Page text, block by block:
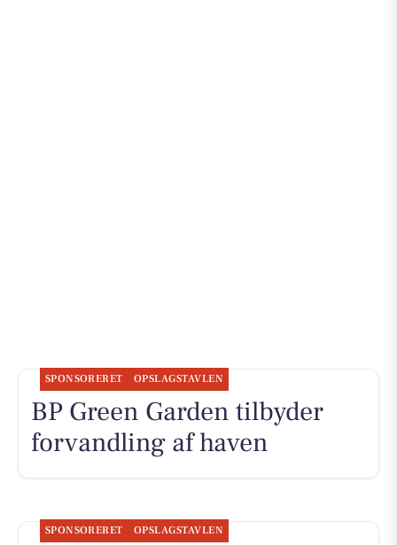
SPONSORERET OPSLAGSTAVLEN
BP Green Garden tilbyder
forvandling af haven
SPONSORERET OPSLAGSTAVLEN